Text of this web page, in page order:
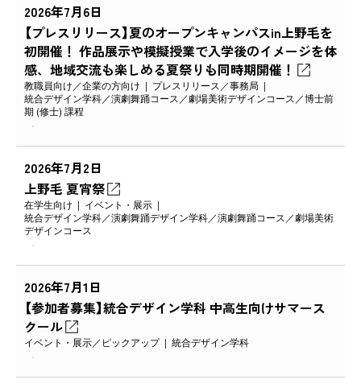
2026年7月6日
【プレスリリース】夏のオープンキャンパスin上野毛を
初開催！ 作品展示や模擬授業で入学後のイメージを体
感、地域交流も楽しめる夏祭りも同時期開催！
教職員向け 企業の方向け プレスリリース
事務局
統合デザイン学科
演劇舞踊コース 劇場美術デザインコース
博士前
期 (修士) 課程
2026年7月2日
上野毛 夏宵祭
在学生向け
イベント・展示
統合デザイン学科
演劇舞踊デザイン学科 演劇舞踊コース
劇場美術
デザインコース
2026年7月1日
【参加者募集】統合デザイン学科 中高生向けサマース
クール
イベント・展示 ピックアップ 統合デザイン学科